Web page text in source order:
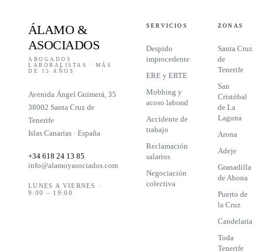
ÁLAMO &
ASOCIADOS
ABOGADOS
LABORALISTAS · MÁS
DE 15 AÑOS
Avenida Ángel Guimerá, 35
38002 Santa Cruz de
Tenerife
Islas Canarias · España
+34 618 24 13 85
info@alamoyasociados.com
LUNES A VIERNES ·
9:00 – 19:00
SERVICIOS
Despido
improcedente
ERE y ERTE
Mobbing y
acoso laboral
Accidente de
trabajo
Reclamación
salarios
Negociación
colectiva
ZONAS
Santa Cruz
de
Tenerife
San
Cristóbal
de La
Laguna
Arona
Adeje
Granadilla
de Abona
Puerto de
la Cruz
Candelaria
Toda
Tenerife